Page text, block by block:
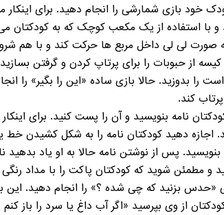
خود بازی شمارشی را انجام دهید. برای اینکار
و با استفاده از یک مکعب کوچک که به کودکتان
صورت لی لی داخل مربع ها حرکت کند و با هم
از حبوبات را برای پرتاپ کردن و گرفتن
است را بدوزید. حالا بازی ساده «اين را بگیر» را
کند.
نامه بنویسید و آن را پست کنید. برای
اجازه دهید کودکتان نامه را به شکل کشیدن خط
بنویسید. پس از نوشتن نامه حالا به او یاد
و مطمئن شوید که کودکتان پاکت را با مداد
«حدس بزنید که چی شده ؟» را انجام دهید.
از وی بپرسید «اگر آب داغ یا سرد را باز